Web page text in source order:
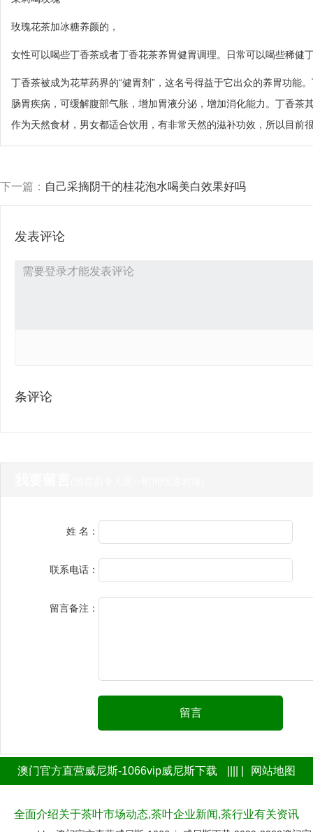
玫瑰花茶加冰糖养颜的，
女性可以喝些丁香茶或者丁香花茶养胃健胃调理。日常可以喝些稀健
丁香茶被成为花草药界的“健胃剂”，这名号得益于它出众的养胃功能
肠胃疾病，可缓解腹部气胀，增加胃液分泌，增加消化能力。丁香
作为天然食材，男女都适合饮用，有非常天然的滋补功效，所以目前
下一篇： 自己采摘阴干的桂花泡水喝美白效果好吗
发表评论
条评论
姓 名：
联系电话：
留言备注：
留言
澳门官方直营威尼斯-1066vip威尼斯下载 网站地图
全面介绍关于茶叶市场动态,茶叶企业新闻,茶行业有关资讯